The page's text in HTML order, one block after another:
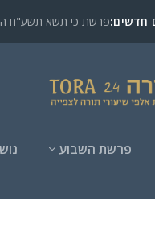
חדשים:פרשת כי תשא תשע"ח
פרשת השבוע